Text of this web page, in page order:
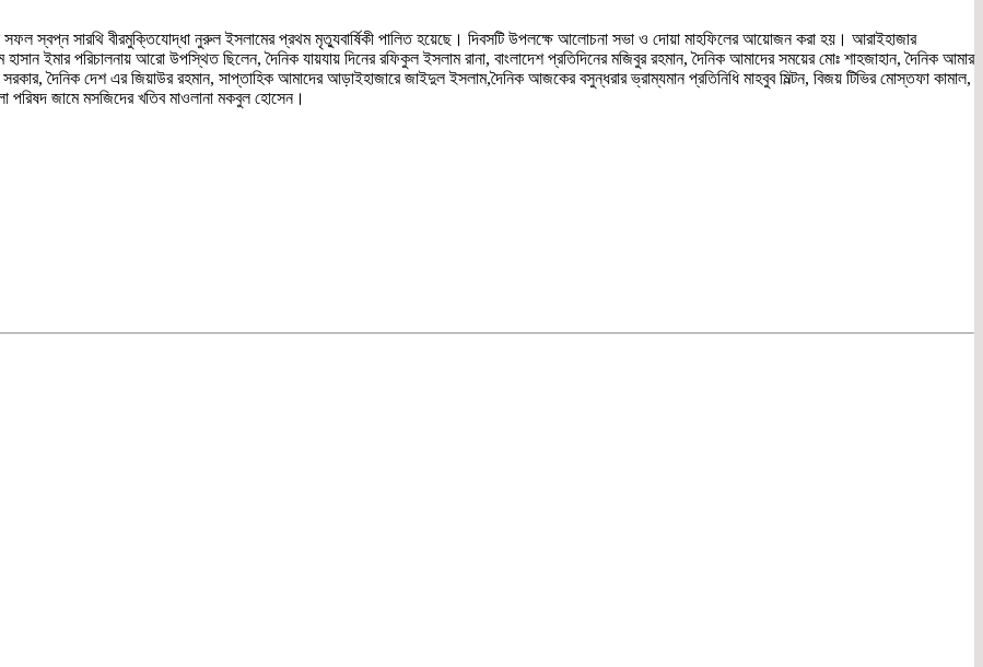
সফল স্বপ্ন সারথি বীরমুক্তিযোদ্ধা নুরুল ইসলামের প্রথম মৃত্যুবার্ষিকী পালিত হয়েছে। দিবসটি উপলক্ষে আলোচনা সভা ও দোয়া মাহফিলের আয়োজন করা হয়। আরাইহাজার
ইমার পরিচালনায় আরো উপস্থিত ছিলেন, দৈনিক যায়যায় দিনের রফিকুল ইসলাম রানা, বাংলাদেশ প্রতিদিনের মজিবুর রহমান, দৈনিক আমাদের সময়ের মোঃ শাহজাহান, দৈনিক আমার
সরকার, দৈনিক দেশ এর জিয়াউর রহমান, সাপ্তাহিক আমাদের আড়াইহাজারে জাইদুল ইসলাম,দৈনিক আজকের বসুন্ধরার ভ্রাম্যমান প্রতিনিধি মাহবুব মিল্টন, বিজয় টিভির মোস্তফা কামাল,
পরিষদ জামে মসজিদের খতিব মাওলানা মকবুল হোসেন।